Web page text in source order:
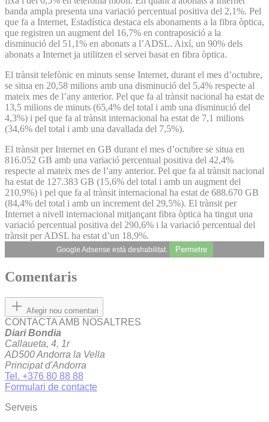
banda ampla presenta una variació percentual positiva del 2,1%. Pel
que fa a Internet, Estadística destaca els abonaments a la fibra òptica,
que registren un augment del 16,7% en contraposició a la
disminució del 51,1% en abonats a l’ADSL. Així, un 90% dels
abonats a Internet ja utilitzen el servei basat en fibra òptica.
El trànsit telefònic en minuts sense Internet, durant el mes d’octubre,
se situa en 20,58 milions amb una disminució del 5,4% respecte al
mateix mes de l’any anterior. Pel que fa al trànsit nacional ha estat de
13,5 milions de minuts (65,4% del total i amb una disminució del
4,3%) i pel que fa al trànsit internacional ha estat de 7,1 milions
(34,6% del total i amb una davallada del 7,5%).
El trànsit per Internet en GB durant el mes d’octubre se situa en
816.052 GB amb una variació percentual positiva del 42,4%
respecte al mateix mes de l’any anterior. Pel que fa al trànsit nacional
ha estat de 127.383 GB (15,6% del total i amb un augment del
210,9%) i pel que fa al trànsit internacional ha estat de 688.670 GB
(84,4% del total i amb un increment del 29,5%). El trànsit per
Internet a nivell internacional mitjançant fibra òptica ha tingut una
variació percentual positiva del 290,6% i la variació percentual del
trànsit per ADSL ha estat d’un 18,9%.
Google Adsense està deshabilitat. Permetre
Comentaris
Afegir nou comentari
CONTACTA AMB NOSALTRES
Diari Bondia
Callaueta, 4, 1r
AD500 Andorra la Vella
Principat d'Andorra
Tel. +376 80 88 88
Formulari de contacte
Serveis